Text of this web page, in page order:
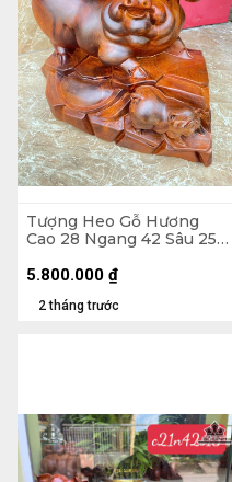
Tượng Heo Gỗ Hương
Cao 28 Ngang 42 Sâu 25
2 tháng trước
5.800.000 ₫